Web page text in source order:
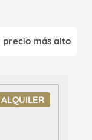
ALQUILER